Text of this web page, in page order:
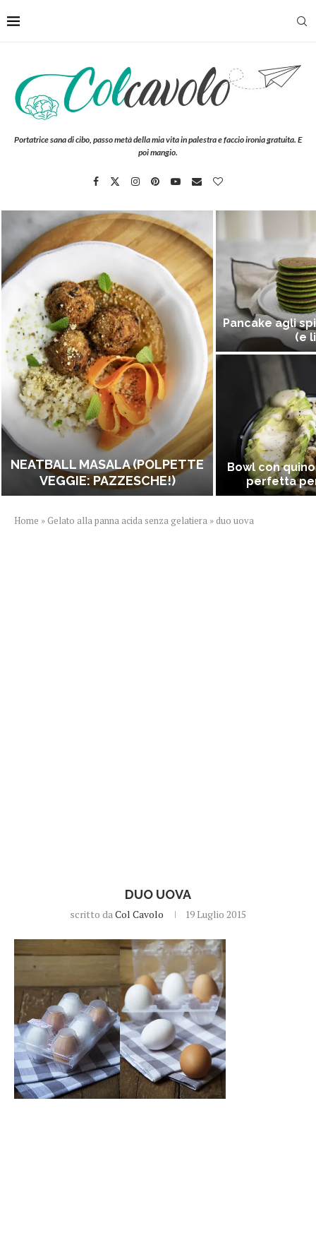
Portatrice sana di cibo, passo metà della mia vita in palestra e faccio ironia gratuita. E
poi mangio.
NEATBALL MASALA (POLPETTE
VEGGIE: PAZZESCHE!)
Pancake agli
(e
Bowl con
perfetta
Home » Gelato alla panna acida senza gelatiera » duo uova
DUO UOVA
scritto daCol Cavolo 19 Luglio 2015